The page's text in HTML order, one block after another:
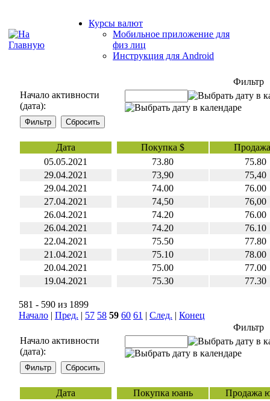
Курсы валют
Мобильное приложение для
физ лиц
Инструкция для Android
Фильтр
Начало активности
(дата):
Дата Покупка $
05.05.2021
73.80
75.80
29.04.2021
73,90
75,40
29.04.2021
74.00
76.00
27.04.2021
74,50
76,00
26.04.2021
74.20
76.00
26.04.2021
74.20
76.10
22.04.2021
75.50
77.80
21.04.2021
75.10
78.00
20.04.2021
75.00
77.00
19.04.2021
75.30 77.30
581 - 590 из 1899
Начало | Пред. | 57 58 59 60 61 | След. | Конец
Фильтр
Начало активности
(дата):
Дата Покупка юань
Продажа